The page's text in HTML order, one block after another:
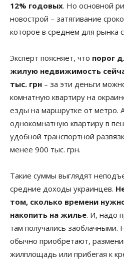
12% годовых. Но основной
новострой – затягивание
которое в среднем для рынка
Эксперт поясняет, что порог
жилую недвижимость
тыс. грн – за эти деньги
комнатную квартиру на
езды на маршрутке от метро.
однокомнатную квартиру в
удобной транспортной
менее 900 тыс. грн.
Такие суммы выглядят
средние доходы украинцев.
том, сколько времени
накопить на жилье. И, надо
там получались заоблачными.
обычно приобретают,
жилплощадь или прибегая к